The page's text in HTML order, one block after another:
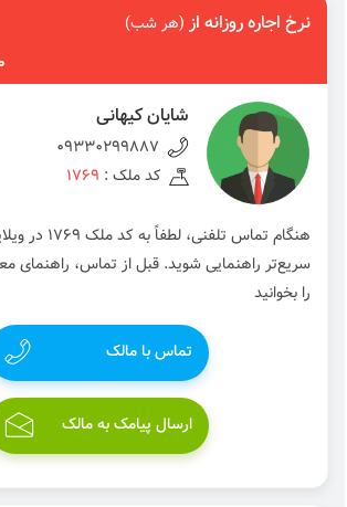
نرخ اجاره روزانه از(هر شب)
شایان کیهانی
09330299887
کد ملک : 1769
هنگام تماس
سریع‌تر راهنمایی شوید. قبل از تماس، راهنمای
را بخوانید
تماس با مالک
ارسال پیامک به مالک